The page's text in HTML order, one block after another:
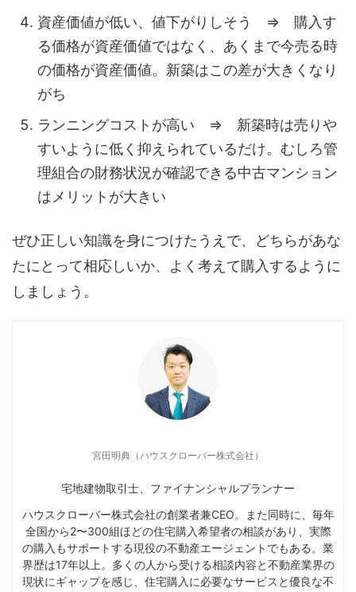
資産価値が低い、値下がりしそう ⇒ 購入す
る価格が資産価値ではなく、あくまで今売る時
の価格が資産価値。新築はこの差が大きくなり
がち
ランニングコストが高い ⇒ 新築時は売りや
すいように低く抑えられているだけ。むしろ管
理組合の財務状況が確認できる中古マンション
はメリットが大きい
ぜひ正しい知識を身につけたうえで、どちらがあな
たにとって相応しいか、よく考えて購入するように
しましょう。
宮田明典（ハウスクローバー株式会社）
宅地建物取引士、ファイナンシャルプランナー
ハウスクローバー株式会社の創業者兼CEO。また同時に、毎年
全国から2〜300組ほどの住宅購入希望者の相談があり、実際
の購入もサポートする現役の不動産エージェントでもある。業
界歴は17年以上。多くの人から受ける相談内容と不動産業界の
現状にギャップを感じ、住宅購入に必要なサービスと優良な不